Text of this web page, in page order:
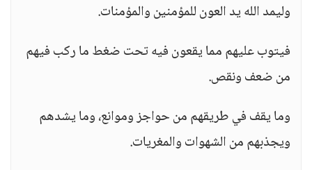
وليمد الله يد العون للمؤمنين والمؤمنات.
فيتوب عليهم مما يقعون فيه تحت ضغط ما ركب فيهم
من ضعف ونقص.
وما يقف في طريقهم من حواجز وموانع، وما يشدهم
ويجذبهم من الشهوات والمغريات.